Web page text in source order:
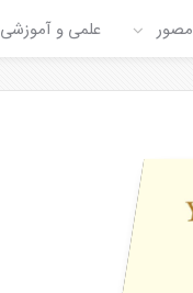
مصور علمی و آموزشی